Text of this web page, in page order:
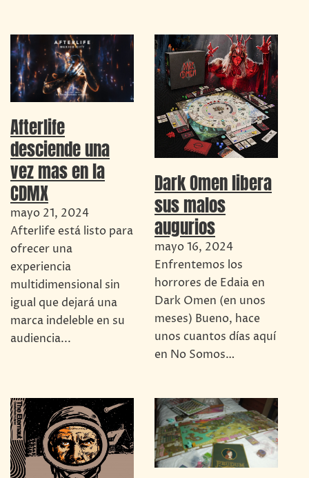
Afterlife
desciende una
vez mas en la
CDMX
mayo 21, 2024
Afterlife está listo para
ofrecer una
experiencia
multidimensional sin
igual que dejará una
marca indeleble en su
audiencia...
Dark Omen libera
sus malos
augurios
mayo 16, 2024
Enfrentemos los
horrores de Edaia en
Dark Omen (en unos
meses) Bueno, hace
unos cuantos días aquí
en No Somos…